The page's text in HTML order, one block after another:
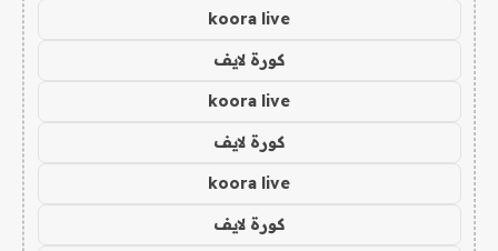
koora live
كورة لايف
koora live
كورة لايف
koora live
كورة لايف